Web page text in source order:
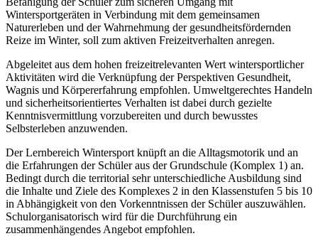
Wintersportgeräten in Verbindung mit dem gemeinsamen
Naturerleben und der Wahrnehmung der gesundheitsfördernden
Reize im Winter, soll zum aktiven Freizeitverhalten anregen.
Abgeleitet aus dem hohen freizeitrelevanten Wert wintersportlicher
Aktivitäten wird die Verknüpfung der Perspektiven Gesundheit,
Wagnis und Körpererfahrung empfohlen. Umweltgerechtes Handeln
und sicherheitsorientiertes Verhalten ist dabei durch gezielte
Kenntnisvermittlung vorzubereiten und durch bewusstes
Selbsterleben anzuwenden.
Der Lernbereich Wintersport knüpft an die Alltagsmotorik und an
die Erfahrungen der Schüler aus der Grundschule (Komplex 1) an.
Bedingt durch die territorial sehr unterschiedliche Ausbildung sind
die Inhalte und Ziele des Komplexes 2 in den Klassenstufen 5 bis 10
in Abhängigkeit von den Vorkenntnissen der Schüler auszuwählen.
Schulorganisatorisch wird für die Durchführung ein
zusammenhängendes Angebot empfohlen.